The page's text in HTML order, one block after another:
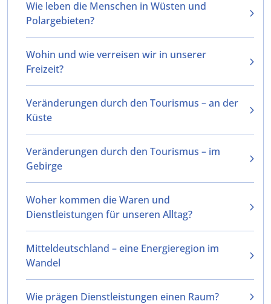
Wie leben die Menschen in Wüsten und
Polargebieten?
Wohin und wie verreisen wir in unserer
Freizeit?
Veränderungen durch den Tourismus – an der
Küste
Veränderungen durch den Tourismus – im
Gebirge
Woher kommen die Waren und
Dienstleistungen für unseren Alltag?
Mitteldeutschland – eine Energieregion im
Wandel
Wie prägen Dienstleistungen einen Raum?